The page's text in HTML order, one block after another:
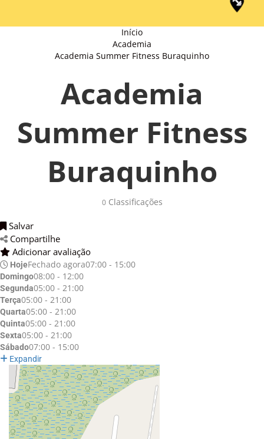
Início
Academia
Academia Summer Fitness Buraquinho
Academia
Summer Fitness
Buraquinho
0Classificações
Salvar
Compartilhe
Adicionar avaliação
HojeFechado agora07:00 - 15:00
Domingo08:00 - 12:00
Segunda05:00 - 21:00
Terça05:00 - 21:00
Quarta05:00 - 21:00
Quinta05:00 - 21:00
Sexta05:00 - 21:00
Sábado07:00 - 15:00
Expandir